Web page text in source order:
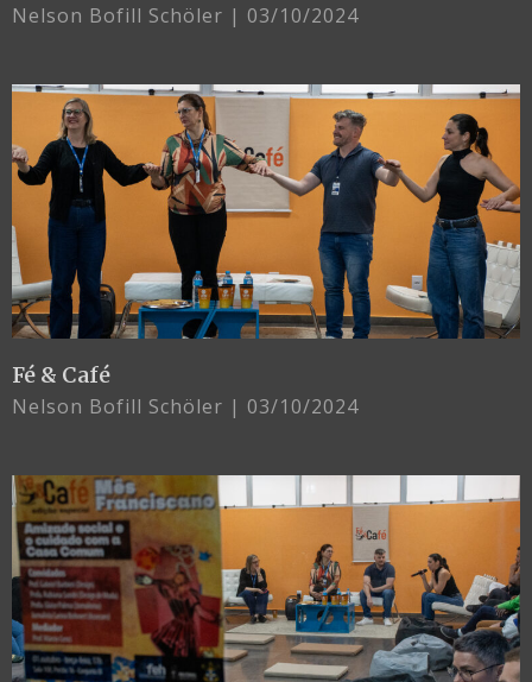
Nelson Bofill Schöler 03/10/2024
Fé & Café
Nelson Bofill Schöler 03/10/2024